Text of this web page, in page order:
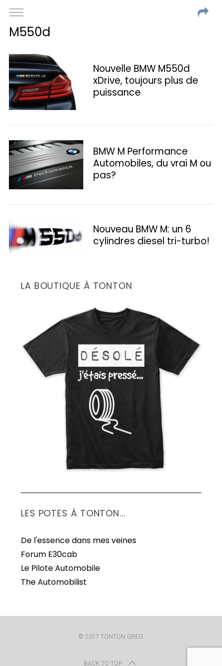
M550d
Nouvelle BMW M550d
xDrive, toujours plus de
puissance
BMW M Performance
Automobiles, du vrai M ou
pas?
Nouveau BMW M: un 6
cylindres diesel tri-turbo!
LA BOUTIQUE À TONTON
LES POTES À TONTON...
De l'essence dans mes veines
Forum E30cab
Le Pilote Automobile
The Automobilist
© 2017 TONTON GREG
BACK TO TOP
c
h
f